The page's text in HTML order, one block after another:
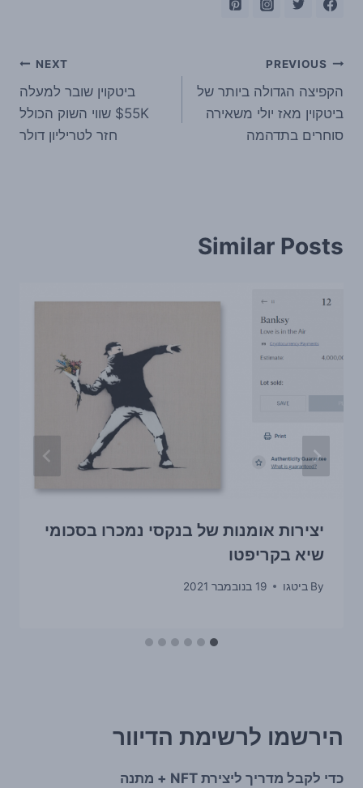
ניווט
PREVIOUS
הקפיצה הגדולה ביותר של
ביטקוין מאז יולי משאירה
סוחרים בתדהמה
NEXT
ביטקוין שובר למעלה
55K$ שווי השוק הכולל
חזר לטריליון דולר
Similar Posts
יצירות אומנות של בנקסי נמכרו בסכומי
שיא בקריפטו
By ביטגו 19 בנובמבר 2021
הירשמו לרשימת הדיוור
כדי לקבל מדריך ליצירת NFT + מתנה